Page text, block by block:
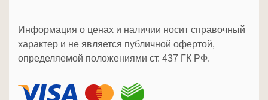
Информация о ценах и наличии носит справочный
характер и не является публичной офертой,
определяемой положениями ст. 437 ГК РФ.